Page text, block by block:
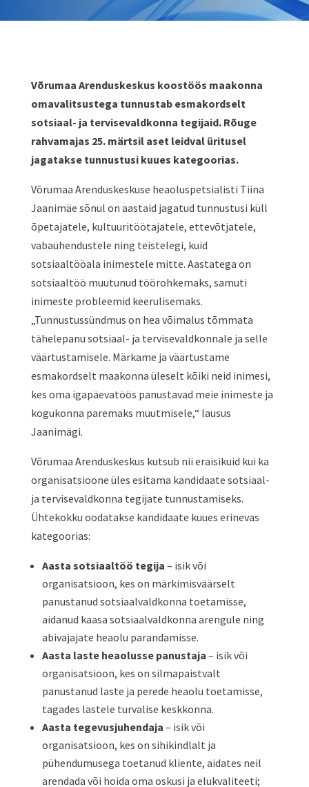
Võrumaa Arenduskeskus koostöös maakonna
omavalitsustega tunnustab esmakordselt
sotsiaal- ja tervisevaldkonna tegijaid. Rõuge
rahvamajas 25. märtsil aset leidval üritusel
jagatakse tunnustusi kuues kategoorias.
Võrumaa Arenduskeskuse heaoluspetsialisti Tiina
Jaanimäe sõnul on aastaid jagatud tunnustusi küll
õpetajatele, kultuuritöötajatele, ettevõtjatele,
vabaühendustele ning teistelegi, kuid
sotsiaaltööala inimestele mitte. Aastatega on
sotsiaaltöö muutunud töörohkemaks, samuti
inimeste probleemid keerulisemaks.
„Tunnustussündmus on hea võimalus tõmmata
tähelepanu sotsiaal- ja tervisevaldkonnale ja selle
väärtustamisele. Märkame ja väärtustame
esmakordselt maakonna üleselt kõiki neid inimesi,
kes oma igapäevatöös panustavad meie inimeste ja
kogukonna paremaks muutmisele,“ lausus
Jaanimägi.
Võrumaa Arenduskeskus kutsub nii eraisikuid kui ka
organisatsioone üles esitama kandidaate sotsiaal-
ja tervisevaldkonna tegijate tunnustamiseks.
Ühtekokku oodatakse kandidaate kuues erinevas
kategoorias:
Aasta sotsiaaltöö tegija – isik või
organisatsioon, kes on märkimisväärselt
panustanud sotsiaalvaldkonna toetamisse,
aidanud kaasa sotsiaalvaldkonna arengule ning
abivajajate heaolu parandamisse.
Aasta laste heaolusse panustaja – isik või
organisatsioon, kes on silmapaistvalt
panustanud laste ja perede heaolu toetamisse,
tagades lastele turvalise keskkonna.
Aasta tegevusjuhendaja – isik või
organisatsioon, kes on sihikindlalt ja
pühendumusega toetanud kliente, aidates neil
arendada või hoida oma oskusi ja elukvaliteeti;